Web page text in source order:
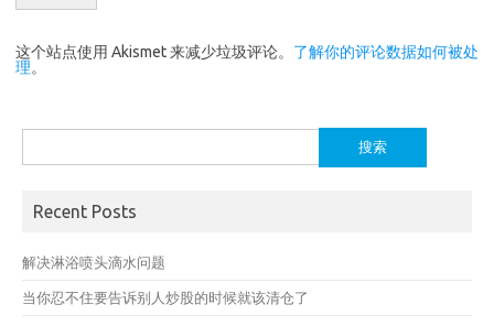
这个站点使用 Akismet 来减少垃圾评论。 了解你的评论数据如何被处
理。
索：
Recent Posts
解决淋浴喷头滴水问题
当你忍不住要告诉别人炒股的时候就该清仓了